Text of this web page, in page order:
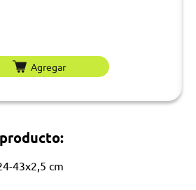
Agregar
43x2,5 cm